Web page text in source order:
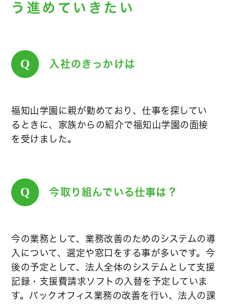
う進めていきたい
Q 入社のきっかけは
福知山学園に親が勤めており、仕事を探してい
るときに、家族からの紹介で福知山学園の面接
を受けました。
Q 今取り組んでいる仕事は？
今の業務として、業務改善のためのシステムの導
入について、選定や窓口をする事が多いです。今
後の予定として、法人全体のシステムとして支援
記録・支援費請求ソフトの入替を予定していま
す。バックオフィス業務の改善を行い、法人の課